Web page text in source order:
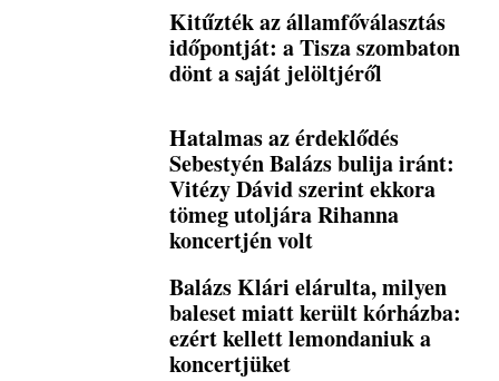
Kitűzték az államfőválasztás
időpontját: a Tisza szombaton
dönt a saját jelöltjéről
Hatalmas az érdeklődés
Sebestyén Balázs bulija iránt:
Vitézy Dávid szerint ekkora
tömeg utoljára Rihanna
koncertjén volt
Balázs Klári elárulta, milyen
baleset miatt került kórházba:
ezért kellett lemondaniuk a
koncertjüket